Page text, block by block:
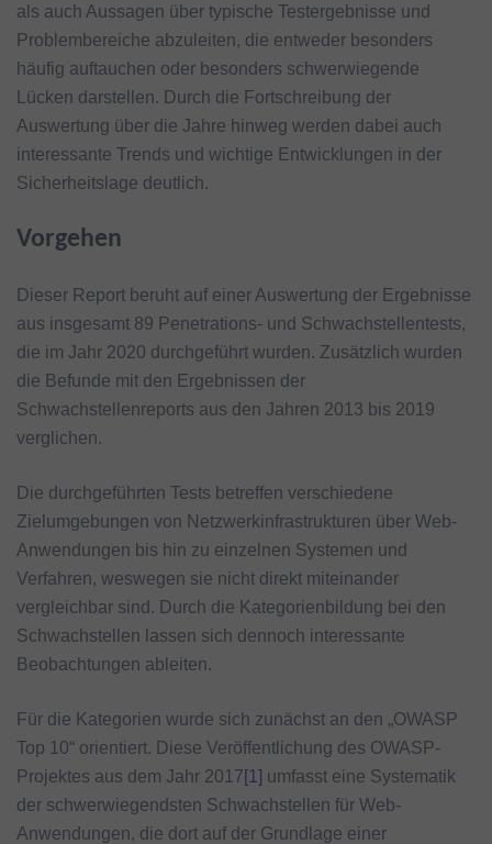
als auch Aussagen über typische Testergebnisse und
Problembereiche abzuleiten, die entweder besonders
häufig auftauchen oder besonders schwerwiegende
Lücken darstellen. Durch die Fortschreibung der
Auswertung über die Jahre hinweg werden dabei auch
interessante Trends und wichtige Entwicklungen in der
Sicherheitslage deutlich.
Vorgehen
Dieser Report beruht auf einer Auswertung der Ergebnisse
aus insgesamt 89 Penetrations- und Schwachstellentests,
die im Jahr 2020 durchgeführt wurden. Zusätzlich wurden
die Befunde mit den Ergebnissen der
Schwachstellenreports aus den Jahren 2013 bis 2019
verglichen.
Die durchgeführten Tests betreffen verschiedene
Zielumgebungen von Netzwerkinfrastrukturen über Web-
Anwendungen bis hin zu einzelnen Systemen und
Verfahren, weswegen sie nicht direkt miteinander
vergleichbar sind. Durch die Kategorienbildung bei den
Schwachstellen lassen sich dennoch interessante
Beobachtungen ableiten.
Für die Kategorien wurde sich zunächst an den „OWASP
Top 10“ orientiert. Diese Veröffentlichung des OWASP-
Projektes aus dem Jahr 2017[1] umfasst eine Systematik
der schwerwiegendsten Schwachstellen für Web-
Anwendungen, die dort auf der Grundlage einer